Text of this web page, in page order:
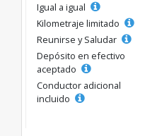
Igual a igual
Kilometraje limitado
Reunirse y Saludar
Depósito en efectivo
aceptado
Conductor adicional
incluido